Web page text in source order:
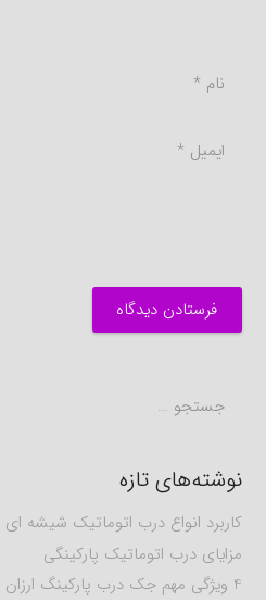
فرستادن دیدگاه
برای:
نوشته‌های تازه
کاربرد انواع درب اتوماتیک شیشه ای
مزایای درب اتوماتیک پارکینگی
4 ویژگی مهم جک درب پارکینگ ارزان و مناسب